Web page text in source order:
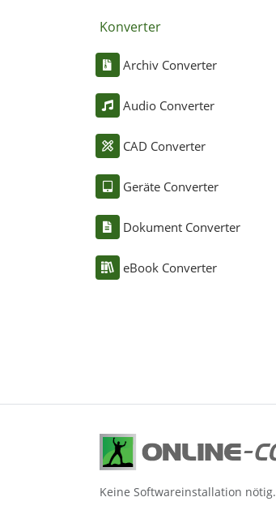
Konverter
Archiv Converter
Audio Converter
CAD Converter
Geräte Converter
Dokument Converter
eBook Converter
Keine Softwareinstallation nötig.